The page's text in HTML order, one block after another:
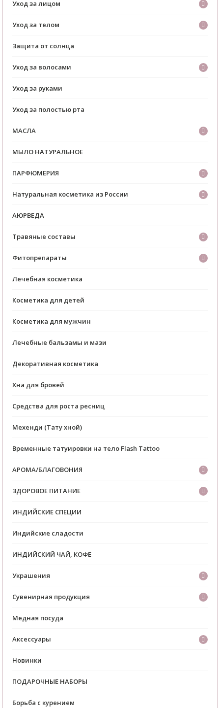
Уход за лицом
Уход за телом
Защита от солнца
Уход за волосами
Уход за руками
Уход за полостью рта
МАСЛА
МЫЛО НАТУРАЛЬНОЕ
ПАРФЮМЕРИЯ
Натуральная косметика из России
АЮРВЕДА
Травяные составы
Фитопрепараты
Лечебная косметика
Косметика для детей
Косметика для мужчин
Лечебные бальзамы и мази
Декоративная косметика
Хна для бровей
Средства для роста ресниц
Мехенди (Тату хной)
Временные татуировки на тело Flash Tattoo
АРОМА/БЛАГОВОНИЯ
ЗДОРОВОЕ ПИТАНИЕ
ИНДИЙСКИЕ СПЕЦИИ
Индийские сладости
ИНДИЙСКИЙ ЧАЙ, КОФЕ
Украшения
Сувенирная продукция
Медная посуда
Аксессуары
Новинки
ПОДАРОЧНЫЕ НАБОРЫ
Борьба с курением